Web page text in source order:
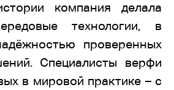
компания делала
технологии, в
проверенных
Специалисты верфи
в мировой практике – с